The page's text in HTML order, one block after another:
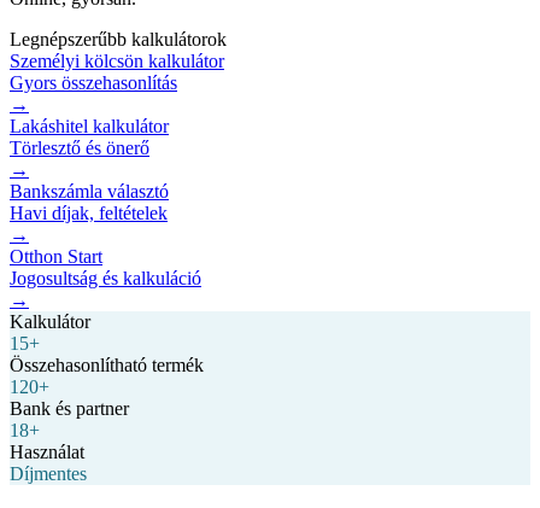
Legnépszerűbb kalkulátorok
Személyi kölcsön kalkulátor
Gyors összehasonlítás
→
Lakáshitel kalkulátor
Törlesztő és önerő
→
Bankszámla választó
Havi díjak, feltételek
→
Otthon Start
Jogosultság és kalkuláció
→
Kalkulátor
15+
Összehasonlítható termék
120+
Bank és partner
18+
Használat
Díjmentes